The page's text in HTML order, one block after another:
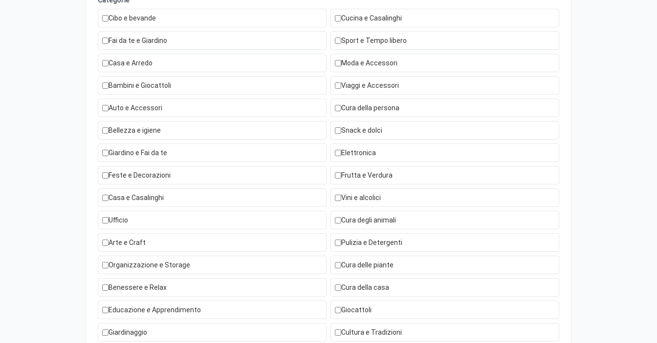
Cibo e bevande Cucina e Casalinghi
Fai da te e Giardino Sport e Tempo libero
Casa e Arredo Moda e Accessori
Bambini e Giocattoli Viaggi e Accessori
Auto e Accessori Cura della persona
Bellezza e igiene Snack e dolci
Giardino e Fai da te Elettronica
Feste e Decorazioni Frutta e Verdura
Casa e Casalinghi Vini e alcolici
Ufficio Cura degli animali
Arte e Craft Pulizia e Detergenti
Organizzazione e Storage Cura delle piante
Benessere e Relax Cura della casa
Educazione e Apprendimento Giocattoli
Giardinaggio Cultura e Tradizioni